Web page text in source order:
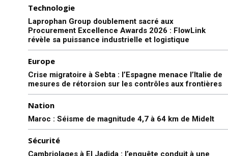
Technologie
Laprophan Group doublement sacré aux
Procurement Excellence Awards 2026 : FlowLink
révèle sa puissance industrielle et logistique
Europe
Crise migratoire à Sebta : l’Espagne menace l’Italie de
mesures de rétorsion sur les contrôles aux frontières
Nation
Maroc : Séisme de magnitude 4,7 à 64 km de Midelt
Sécurité
Cambriolages à El Jadida : l’enquête conduit à une